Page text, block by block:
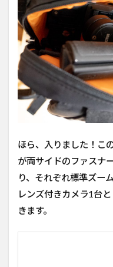
ほら、入りました！こ
が両サイドのファスナ
り、それぞれ標準ズー
レンズ付きカメラ1台
きます。